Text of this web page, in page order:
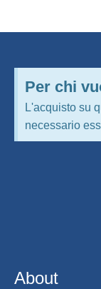
Per chi
L'acquisto su
necessario
About